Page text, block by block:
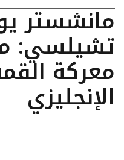
مانشستر
تشيلسي:
معركة
الإنجليزي